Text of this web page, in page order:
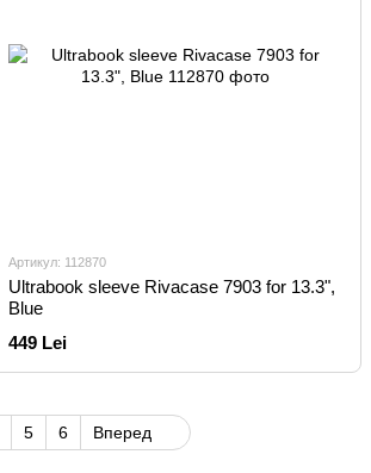
Артикул: 112870
Ultrabook sleeve Rivacase 7903 for 13.3",
Blue
449 Lei
5 6 Вперед